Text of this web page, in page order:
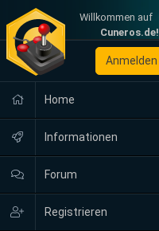
Willkommen auf
Cuneros.de!
Anmelden
Home
Informationen
Forum
Registrieren